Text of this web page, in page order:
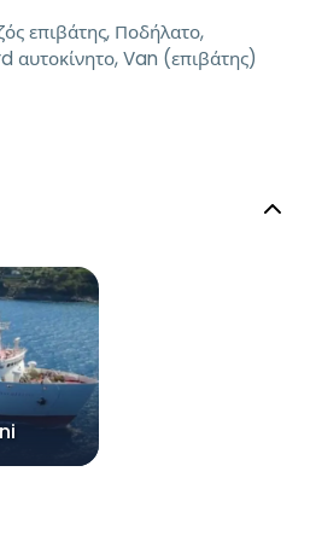
επιβάτης, Ποδήλατο,
αυτοκίνητο, Van (επιβάτης)